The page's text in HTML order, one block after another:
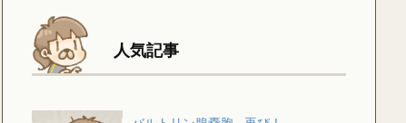
人気記事